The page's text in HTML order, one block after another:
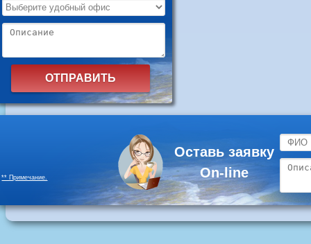
** Примечание.
Оставь заявку
On-line